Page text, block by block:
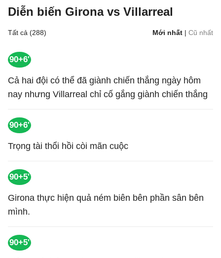
Diễn biến Girona vs Villarreal
Tất cả (288) Mới nhất | Cũ nhất
90+6'
Cả hai đội có thể đã giành chiến thắng ngày hôm
nay nhưng Villarreal chỉ cố gắng giành chiến thắng
90+6'
Trọng tài thổi hồi còi mãn cuộc
90+5'
Girona thực hiện quả ném biên bên phần sân bên
mình.
90+5'